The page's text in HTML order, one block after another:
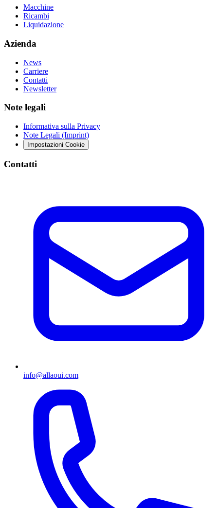
Macchine
Ricambi
Liquidazione
Azienda
News
Carriere
Contatti
Newsletter
Note legali
Informativa sulla Privacy
Note Legali (Imprint)
Impostazioni Cookie
Contatti
info@allaoui.com